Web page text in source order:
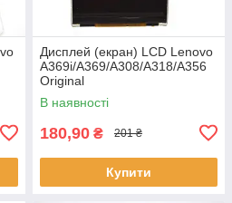
Дисплей (екран) LCD Lenovo
A369i/A369/A308/A318/A356
Original
В наявності
180,90 ₴ 201 ₴
Купити